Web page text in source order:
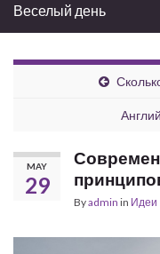
Веселый день
MAY
29
Byadmin in Идеи